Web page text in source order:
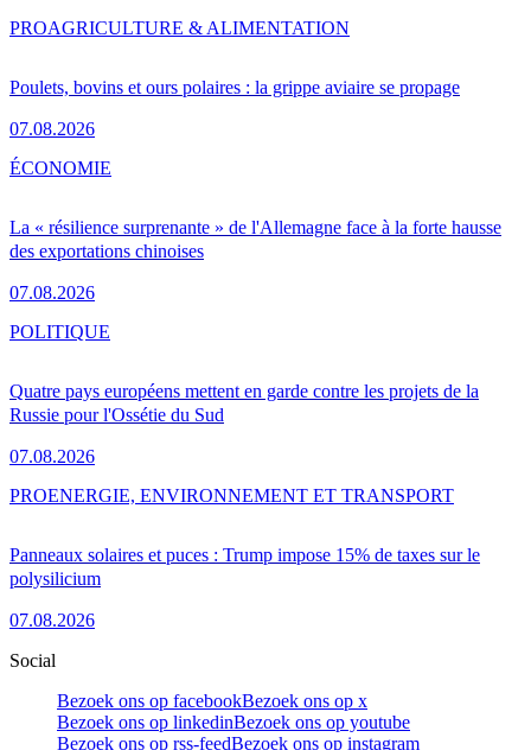
Poulets, bovins et ours polaires : la grippe aviaire se propage
07.08.2026
PROAGRICULTURE & ALIMENTATION
La « résilience surprenante » de l'Allemagne face à la forte hausse
des exportations chinoises
07.08.2026
ÉCONOMIE
Quatre pays européens mettent en garde contre les projets de la
Russie pour l'Ossétie du Sud
07.08.2026
POLITIQUE
Panneaux solaires et puces : Trump impose 15% de taxes sur le
polysilicium
07.08.2026
PROENERGIE, ENVIRONNEMENT ET TRANSPORT
Social
Bezoek ons op facebookBezoek ons op x
Bezoek ons op linkedinBezoek ons op youtube
Bezoek ons op rss-feedBezoek ons op instagram